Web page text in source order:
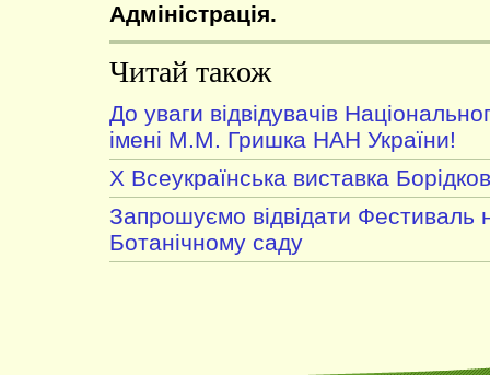
Адміністрація.
Читай також
До уваги відвідувачів
імені М.М. Гришка НАН України!
X Всеукраїнська виставка
Запрошуємо відвідати Фестиваль
Ботанічному саду